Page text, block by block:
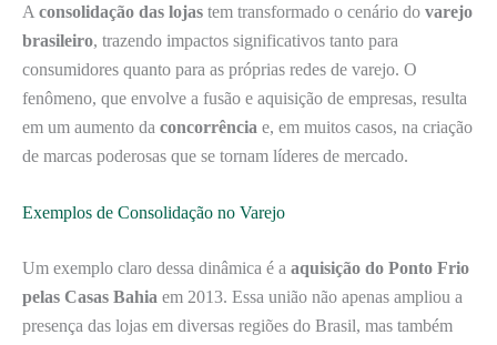
A consolidação das lojas tem transformado o cenário do varejo
brasileiro, trazendo impactos significativos tanto para
consumidores quanto para as próprias redes de varejo. O
fenômeno, que envolve a fusão e aquisição de empresas, resulta
em um aumento da concorrência e, em muitos casos, na criação
de marcas poderosas que se tornam líderes de mercado.
Exemplos de Consolidação no Varejo
Um exemplo claro dessa dinâmica é a aquisição do Ponto Frio
pelas Casas Bahia em 2013. Essa união não apenas ampliou a
presença das lojas em diversas regiões do Brasil, mas também